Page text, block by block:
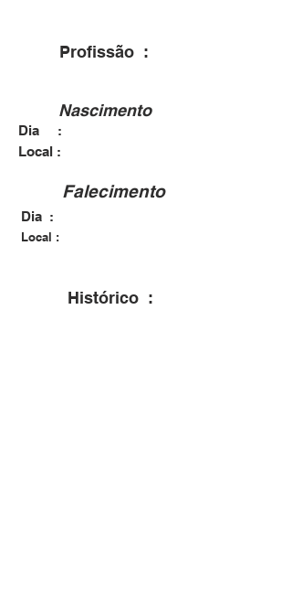
Nascimento
Dia :
Local :
Profissão :
Histórico :
Dia :
Falecimento
Local :